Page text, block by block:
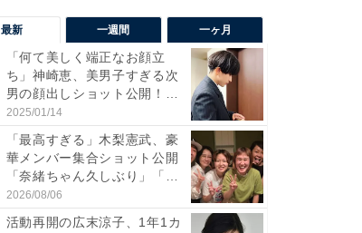
最新 一週間 一ヶ月
「何て美しく端正なお顔立
ち」神崎恵、美男子すぎる次
男の顔出しショット公開！
「め...
2025/01/14
「最高すぎる」木梨憲武、豪
華メンバー集合ショット公開
「奈緒ちゃん久しぶり」「み
ん...
2026/08/06
活動再開の広末涼子、1年1カ